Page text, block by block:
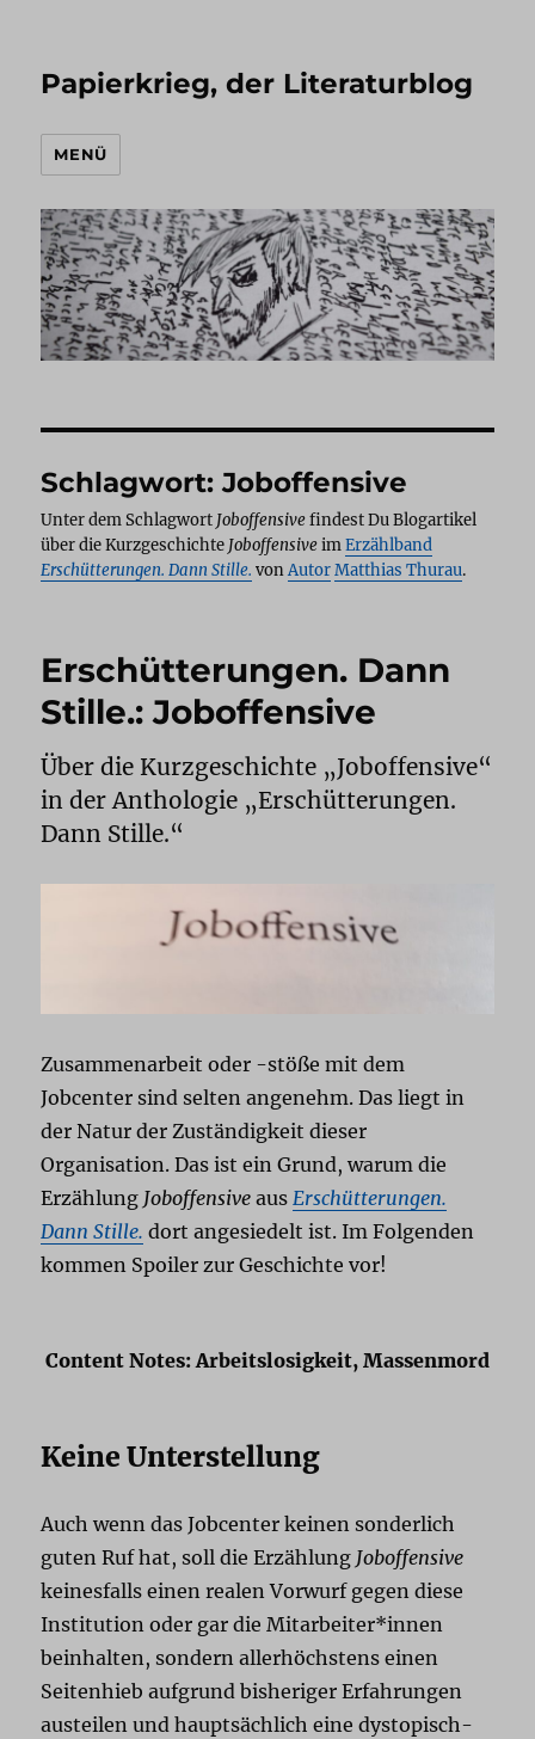
Papierkrieg, der Literaturblog
MENÜ
Schlagwort:Joboffensive
Unter dem Schlagwort Joboffensivefindest Du Blogartikel
über die Kurzgeschichte JoboffensiveimErzählband
Erschütterungen. Dann Stille. vonAutor Matthias Thurau.
Erschütterungen. Dann
Stille.: Joboffensive
Über die Kurzgeschichte „Joboffensive“
in der Anthologie „Erschütterungen.
Dann Stille.“
Zusammenarbeit oder -stöße mit dem
Jobcenter sind selten angenehm. Das liegt in
der Natur der Zuständigkeit dieser
Organisation. Das ist ein Grund, warum die
Erzählung Joboffensive aus Erschütterungen.
Dann Stille. dort angesiedelt ist. Im Folgenden
kommen Spoiler zur Geschichte vor!
Content Notes: Arbeitslosigkeit, Massenmord
Keine Unterstellung
Auch wenn das Jobcenter keinen sonderlich
guten Ruf hat, soll die Erzählung Joboffensive
keinesfalls einen realen Vorwurf gegen diese
Institution oder gar die Mitarbeiter*innen
beinhalten, sondern allerhöchstens einen
Seitenhieb aufgrund bisheriger Erfahrungen
austeilen und hauptsächlich eine dystopisch-